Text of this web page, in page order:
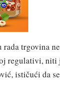
trgovina
regulativi, niti
ističući da